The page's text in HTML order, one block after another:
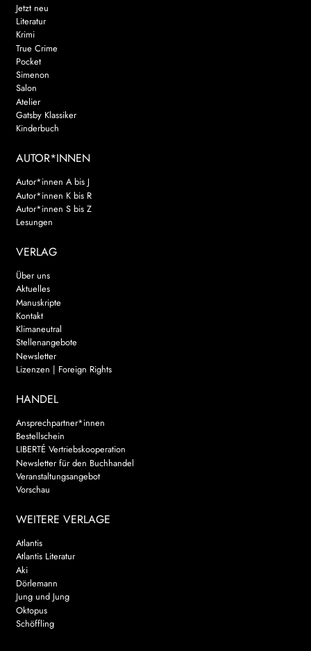
Jetzt neu
Literatur
Krimi
True Crime
Pocket
Simenon
Salon
Atelier
Gatsby Klassiker
Kinderbuch
AUTOR*INNEN
Autor*innen A bis J
Autor*innen K bis R
Autor*innen S bis Z
Lesungen
VERLAG
Über uns
Aktuelles
Manuskripte
Kontakt
Klimaneutral
Stellenangebote
Newsletter
Lizenzen | Foreign Rights
HANDEL
Ansprechpartner*innen
Bestellschein
LIBERTÉ Vertriebskooperation
Newsletter für den Buchhandel
Veranstaltungsangebot
Vorschau
WEITERE VERLAGE
Atlantis
Atlantis Literatur
Aki
Dörlemann
Jung und Jung
Oktopus
Schöffling